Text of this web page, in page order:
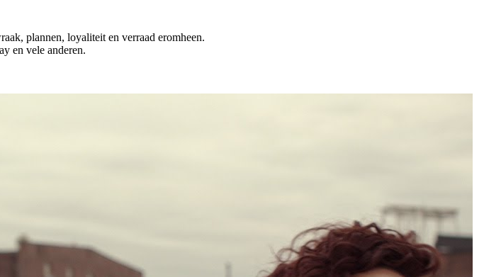
plannen, loyaliteit en verraad eromheen.
en vele anderen.